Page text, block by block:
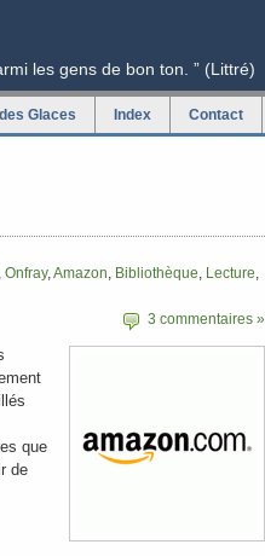
les gens de bon ton. ” (Littré)
Glaces Index Contact
, Onfray,Amazon, Bibliothèque, Lecture,
3 commentaires »
que
de